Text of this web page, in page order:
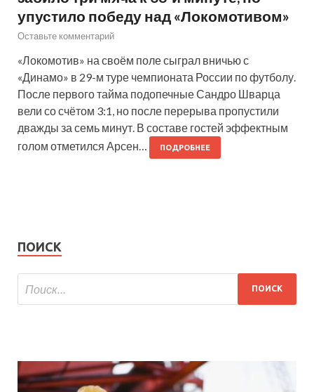
упустило победу над «Локомотивом»
Оставьте комментарий
«Локомотив» на своём поле сыграл вничью с
«Динамо» в 29-м туре чемпионата России по футболу.
После первого тайма подопечные Сандро Шварца
вели со счётом 3:1, но после перерыва пропустили
дважды за семь минут. В составе гостей эффектным
голом отметился Арсен…
ПОДРОБНЕЕ
ПОИСК